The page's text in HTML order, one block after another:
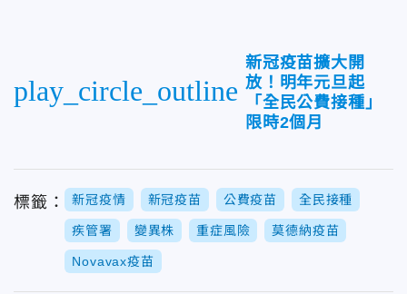
play_circle_outline
新冠疫苗擴大開
放！明年元旦起
「全民公費接種」
限時2個月
標籤： 新冠疫情 新冠疫苗 公費疫苗 全民接種
疾管署 變異株 重症風險 莫德納疫苗
Novavax疫苗